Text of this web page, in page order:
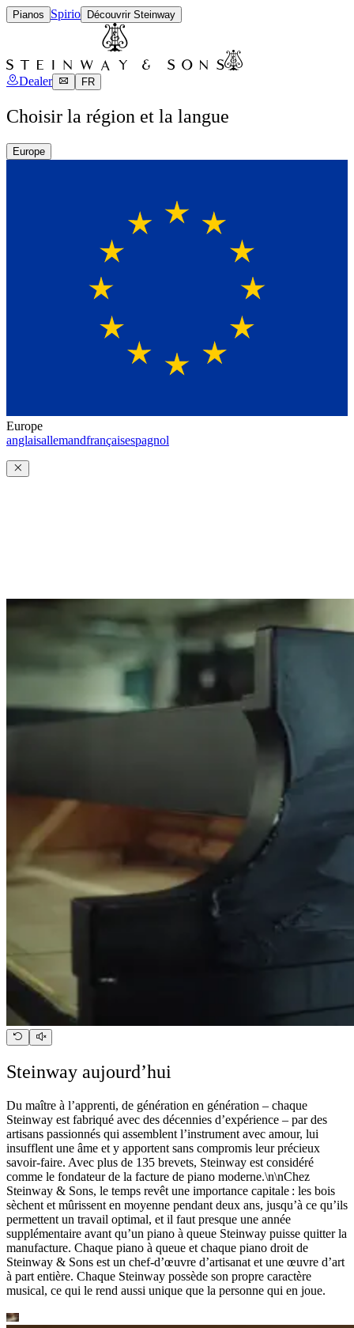
Pianos Spirio Découvrir Steinway
Dealer FR
Choisir la région et la langue
Europe
Europe
anglaisallemandfrançaisespagnol
Steinway aujourd’hui
Du maître à l’apprenti, de génération en génération – chaque
Steinway est fabriqué avec des décennies d’expérience – par des
artisans passionnés qui assemblent l’instrument avec amour, lui
insufflent une âme et y apportent sans compromis leur précieux
savoir-faire. Avec plus de 135 brevets, Steinway est considéré
comme le fondateur de la facture de piano moderne.\n\nChez
Steinway ⁠&⁠ Sons, le temps revêt une importance capitale : les bois
sèchent et mûrissent en moyenne pendant deux ans, jusqu’à ce qu’ils
permettent un travail optimal, et il faut presque une année
supplémentaire avant qu’un piano à queue Steinway puisse quitter la
manufacture. Chaque piano à queue et chaque piano droit de
Steinway ⁠&⁠ Sons est un chef-d’œuvre d’artisanat et une œuvre d’art
à part entière. Chaque Steinway possède son propre caractère
musical, ce qui le rend aussi unique que la personne qui en joue.